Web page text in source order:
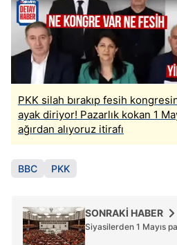
PKK silah bırakıp fesih
ayak diriyor! Pazarlık kokan 1
ağırdan alıyoruz itirafı
BBC PKK
SONRAKİ HABER
Siyasilerden 1 Mayıs